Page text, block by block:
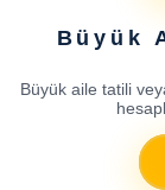
Büyük
Büyük aile tatili